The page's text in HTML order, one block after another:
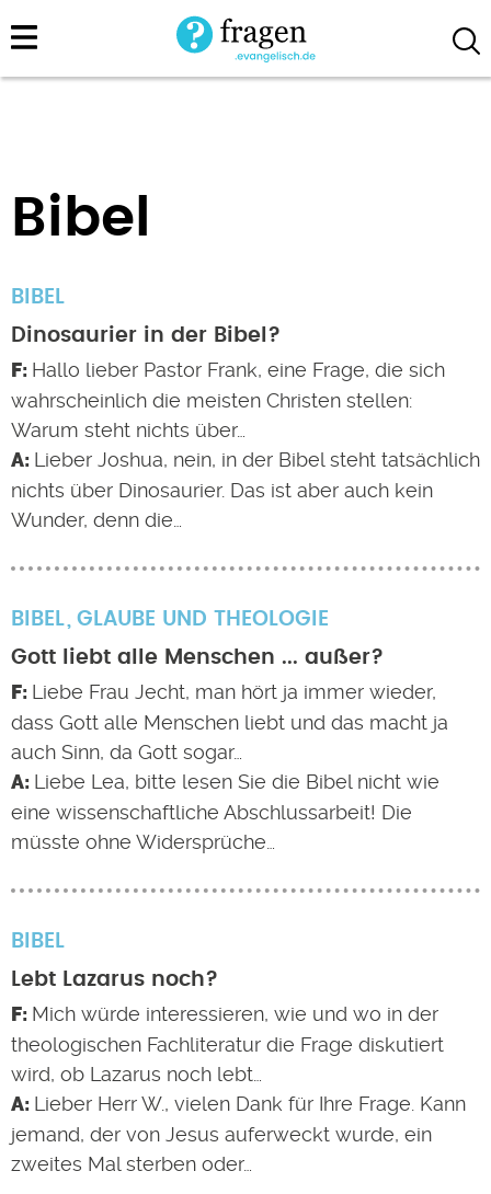
Direkt
zum
Bibel
BIBEL
Dinosaurier in der Bibel?
Hallo lieber Pastor Frank, eine Frage, die sich
wahrscheinlich die meisten Christen stellen:
Warum steht nichts über…
Lieber Joshua, nein, in der Bibel steht tatsächlich
nichts über Dinosaurier. Das ist aber auch kein
Wunder, denn die…
BIBEL GLAUBE UND THEOLOGIE
Gott liebt alle Menschen ... außer?
Liebe Frau Jecht, man hört ja immer wieder,
dass Gott alle Menschen liebt und das macht ja
auch Sinn, da Gott sogar…
Liebe Lea, bitte lesen Sie die Bibel nicht wie
eine wissenschaftliche Abschlussarbeit! Die
müsste ohne Widersprüche…
BIBEL
Lebt Lazarus noch?
Mich würde interessieren, wie und wo in der
theologischen Fachliteratur die Frage diskutiert
wird, ob Lazarus noch lebt…
Lieber Herr W., vielen Dank für Ihre Frage. Kann
jemand, der von Jesus auferweckt wurde, ein
zweites Mal sterben oder…